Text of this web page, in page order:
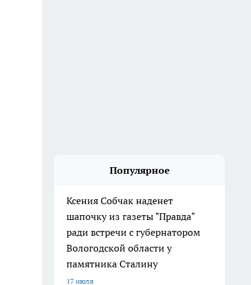
Популярное
Ксения Собчак наденет
шапочку из газеты "Правда"
ради встречи с губернатором
Вологодской области у
памятника Сталину
17 июля